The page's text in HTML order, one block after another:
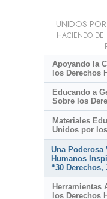
UNIDOS
HACIENDO DE
Apoyando la
los Derechos
Educando a
Sobre los
Materiales
Unidos por
Una Poderosa
Humanos
“30 Derechos,
Herramientas
los Derechos